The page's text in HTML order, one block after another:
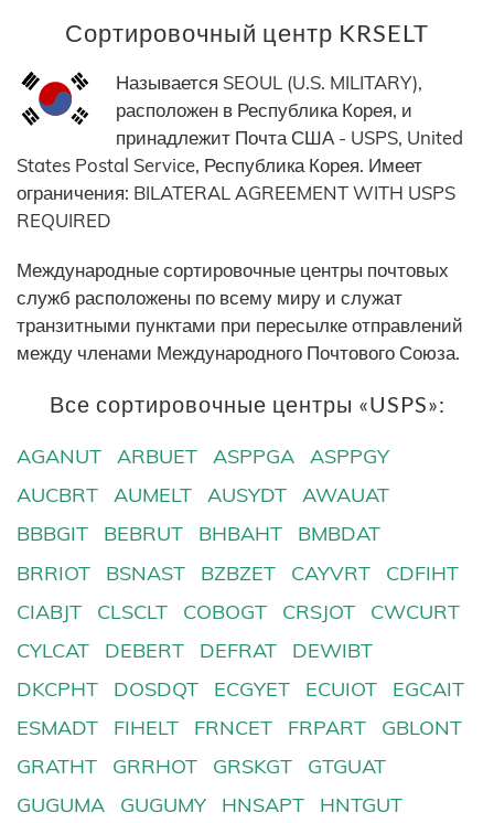
Сортировочный центр KRSELT
Называется SEOUL (U.S. MILITARY),
расположен в Республика Корея, и
принадлежит Почта США - USPS, United
States Postal Service, Республика Корея. Имеет
ограничения: BILATERAL AGREEMENT WITH USPS
REQUIRED
Международные сортировочные центры почтовых
служб расположены по всему миру и служат
транзитными пунктами при пересылке отправлений
между членами Международного Почтового Союза.
Все сортировочные центры «USPS»:
AGANUT ARBUET ASPPGA
ASPPGY
AUCBRT
AUMELT AUSYDT
AWAUAT
BBBGIT
BEBRUT BHBAHT
BMBDAT
BRRIOT
BSNAST BZBZET CAYVRT
CDFIHT
CIABJT
CLSCLT COBOGT CRSJOT
CWCURT
CYLCAT
DEBERT DEFRAT
DEWIBT
DKCPHT
DOSDQT ECGYET ECUIOT
EGCAIT
ESMADT
FIHELT FRNCET FRPART
GBLONT
GRATHT
GRRHOT GRSKGT
GTGUAT
GUGUMA
GUGUMY HNSAPT HNTGUT